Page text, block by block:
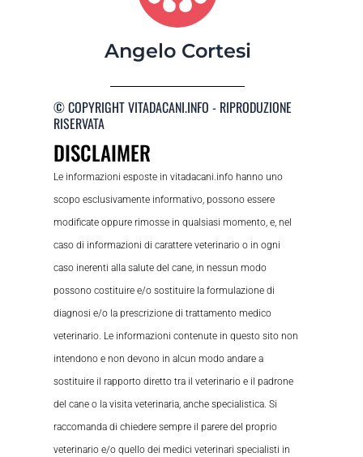
Angelo Cortesi
© COPYRIGHT VITADACANI.INFO - RIPRODUZIONE
RISERVATA
DISCLAIMER
Le informazioni esposte in vitadacani.info hanno uno
scopo esclusivamente informativo, possono essere
modificate oppure rimosse in qualsiasi momento, e, nel
caso di informazioni di carattere veterinario o in ogni
caso inerenti alla salute del cane, in nessun modo
possono costituire e/o sostituire la formulazione di
diagnosi e/o la prescrizione di trattamento medico
veterinario. Le informazioni contenute in questo sito non
intendono e non devono in alcun modo andare a
sostituire il rapporto diretto tra il veterinario e il padrone
del cane o la visita veterinaria, anche specialistica. Si
raccomanda di chiedere sempre il parere del proprio
veterinario e/o quello dei medici veterinari specialisti in